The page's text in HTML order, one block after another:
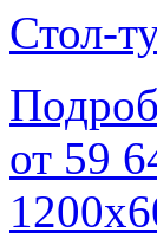
Стол-
от 59